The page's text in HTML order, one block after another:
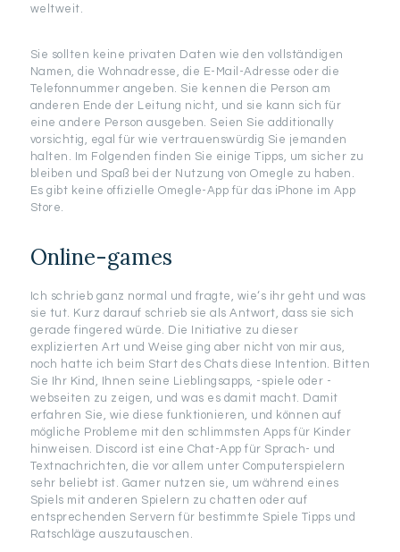
weltweit.
Sie sollten keine privaten Daten wie den vollständigen
Namen, die Wohnadresse, die E-Mail-Adresse oder die
Telefonnummer angeben. Sie kennen die Person am
anderen Ende der Leitung nicht, und sie kann sich für
eine andere Person ausgeben. Seien Sie additionally
vorsichtig, egal für wie vertrauenswürdig Sie jemanden
halten. Im Folgenden finden Sie einige Tipps, um sicher zu
bleiben und Spaß bei der Nutzung von Omegle zu haben.
Es gibt keine offizielle Omegle-App für das iPhone im App
Store.
Online-games
Ich schrieb ganz normal und fragte, wie‘s ihr geht und was
sie tut. Kurz darauf schrieb sie als Antwort, dass sie sich
gerade fingered würde. Die Initiative zu dieser
explizierten Art und Weise ging aber nicht von mir aus,
noch hatte ich beim Start des Chats diese Intention. Bitten
Sie Ihr Kind, Ihnen seine Lieblingsapps, -spiele oder -
webseiten zu zeigen, und was es damit macht. Damit
erfahren Sie, wie diese funktionieren, und können auf
mögliche Probleme mit den schlimmsten Apps für Kinder
hinweisen. Discord ist eine Chat-App für Sprach- und
Textnachrichten, die vor allem unter Computerspielern
sehr beliebt ist. Gamer nutzen sie, um während eines
Spiels mit anderen Spielern zu chatten oder auf
entsprechenden Servern für bestimmte Spiele Tipps und
Ratschläge auszutauschen.